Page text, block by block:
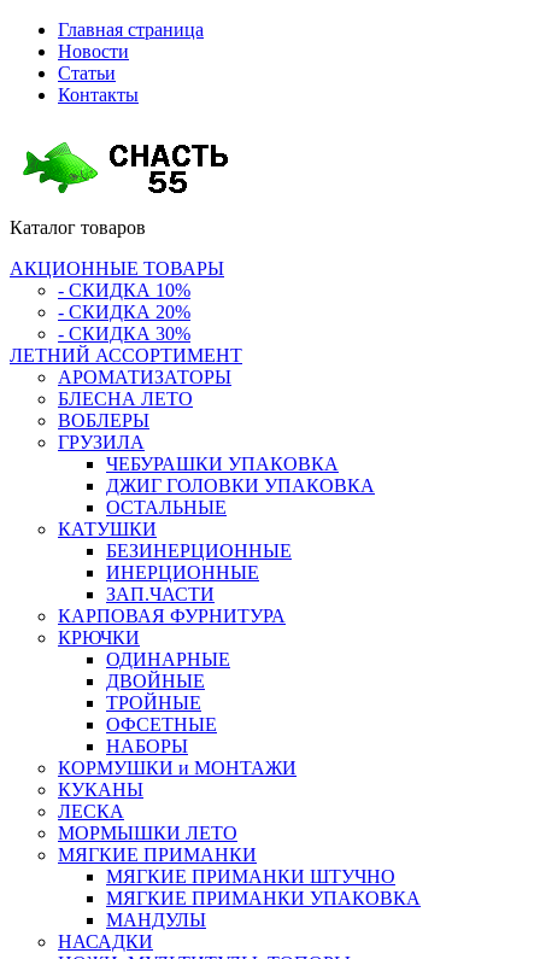
Главная страница
Новости
Статьи
Контакты
Каталог товаров
АКЦИОННЫЕ ТОВАРЫ
- СКИДКА 10%
- СКИДКА 20%
- СКИДКА 30%
ЛЕТНИЙ АССОРТИМЕНТ
АРОМАТИЗАТОРЫ
БЛЕСНА ЛЕТО
ВОБЛЕРЫ
ГРУЗИЛА
ЧЕБУРАШКИ УПАКОВКА
ДЖИГ ГОЛОВКИ УПАКОВКА
ОСТАЛЬНЫЕ
КАТУШКИ
БЕЗИНЕРЦИОННЫЕ
ИНЕРЦИОННЫЕ
ЗАП.ЧАСТИ
КАРПОВАЯ ФУРНИТУРА
КРЮЧКИ
ОДИНАРНЫЕ
ДВОЙНЫЕ
ТРОЙНЫЕ
ОФСЕТНЫЕ
НАБОРЫ
КОРМУШКИ и МОНТАЖИ
КУКАНЫ
ЛЕСКА
МОРМЫШКИ ЛЕТО
МЯГКИЕ ПРИМАНКИ
МЯГКИЕ ПРИМАНКИ ШТУЧНО
МЯГКИЕ ПРИМАНКИ УПАКОВКА
МАНДУЛЫ
НАСАДКИ